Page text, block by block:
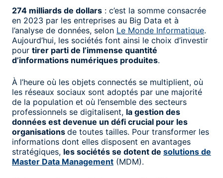
274 milliards de dollars : c’est la somme consacrée
en 2023 par les entreprises au Big Data et à
l’analyse de données, selon Le Monde Informatique.
Aujourd’hui, les sociétés font ainsi le choix d’investir
pour tirer parti de l’immense quantité
d’informations numériques produites.
À l’heure où les objets connectés se multiplient, où
les réseaux sociaux sont adoptés par une majorité
de la population et où l’ensemble des secteurs
professionnels se digitalisent, la gestion des
données est devenue un défi crucial pour les
organisations de toutes tailles. Pour transformer les
informations dont elles disposent en avantages
stratégiques, les sociétés se dotent de solutions de
Master Data Management (MDM).